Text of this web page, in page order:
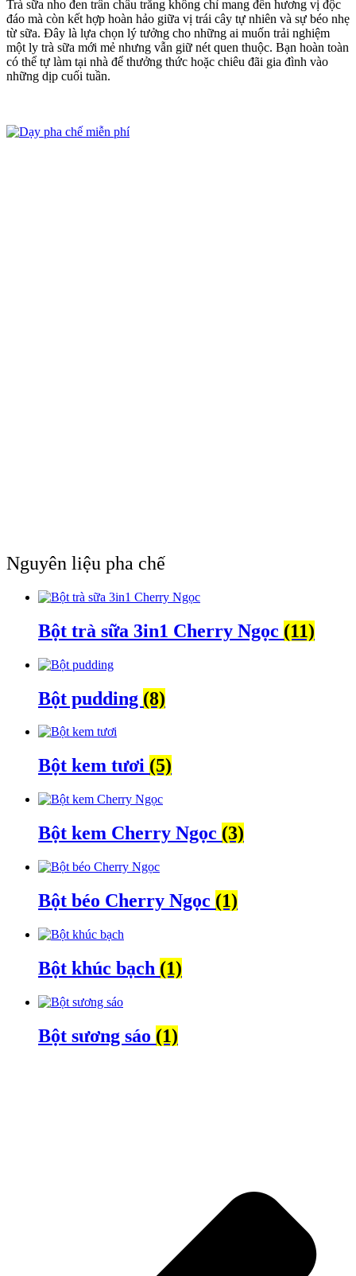
Trà sữa nho đen trân châu trắng không chỉ mang đến hương vị độc
đáo mà còn kết hợp hoàn hảo giữa vị trái cây tự nhiên và sự béo nhẹ
từ sữa. Đây là lựa chọn lý tưởng cho những ai muốn trải nghiệm
một ly trà sữa mới mẻ nhưng vẫn giữ nét quen thuộc. Bạn hoàn toàn
có thể tự làm tại nhà để thưởng thức hoặc chiêu đãi gia đình vào
những dịp cuối tuần.
Nguyên liệu pha chế
Bột trà sữa 3in1 Cherry Ngọc (11)
Bột pudding (8)
Bột kem tươi (5)
Bột kem Cherry Ngọc (3)
Bột béo Cherry Ngọc (1)
Bột khúc bạch (1)
Bột sương sáo (1)